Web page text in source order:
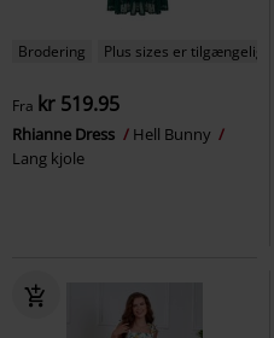
Brodering Plus sizes er tilgængelige
Fra kr 519.95
Rhianne Dress
Hell Bunny
Lang kjole